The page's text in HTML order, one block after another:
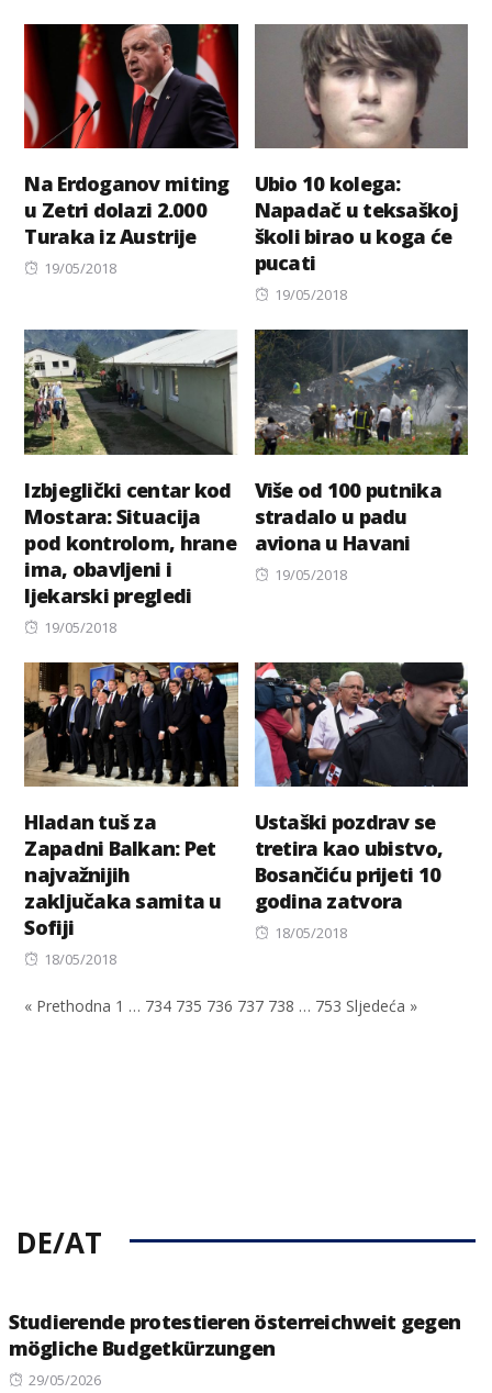
Na Erdoganov miting
u Zetri dolazi 2.000
Turaka iz Austrije
Posted
19/05/2018
Ubio 10 kolega:
Napadač u teksaškoj
školi birao u koga će
pucati
Posted
19/05/2018
Izbjeglički centar kod
Mostara: Situacija
pod kontrolom, hrane
ima, obavljeni i
ljekarski pregledi
Posted
19/05/2018
Više od 100 putnika
stradalo u padu
aviona u Havani
Posted
19/05/2018
Hladan tuš za
Zapadni Balkan: Pet
najvažnijih
zaključaka samita u
Sofiji
Posted
18/05/2018
Ustaški pozdrav se
tretira kao ubistvo,
Bosančiću prijeti 10
godina zatvora
Posted
18/05/2018
« Prethodna 1 … 734 735 736 737 738 … 753 Sljedeća »
DE/AT
Studierende protestieren österreichweit gegen
mögliche Budgetkürzungen
Posted
29/05/2026